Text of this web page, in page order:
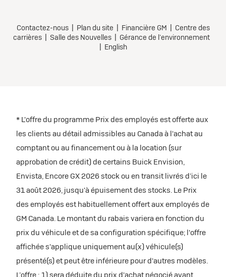
* L'offre du programme Prix des employés est offerte aux
les clients au détail admissibles au Canada à l'achat au
comptant ou au financement ou à la location (sur
approbation de crédit) de certains Buick Envision,
Envista, Encore GX 2026 stock ou en transit livrés d’ici le
31 août 2026, jusqu'à épuisement des stocks. Le Prix
des employés est habituellement offert aux employés de
GM Canada. Le montant du rabais variera en fonction du
prix du véhicule et de sa configuration spécifique; l'offre
affichée s'applique uniquement au(x) véhicule(s)
présenté(s) et peut être inférieure pour d'autres modèles.
L’offre : 1) sera déduite du prix d'achat négocié avant